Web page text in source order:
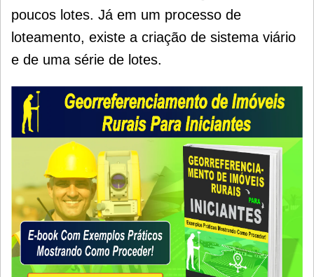
poucos lotes. Já em um processo de
loteamento, existe a criação de sistema viário
e de uma série de lotes.